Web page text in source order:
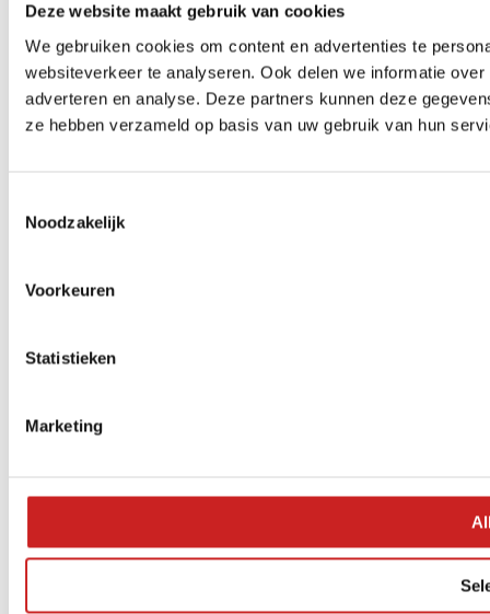
Deze website maakt gebruik van cookies
We gebruiken cookies om content en advertenties te
websiteverkeer te analyseren. Ook delen we informatie
adverteren en analyse. Deze partners kunnen deze
ze hebben verzameld op basis van uw gebruik van hun
Noodzakelijk
Voorkeuren
Statistieken
Marketing